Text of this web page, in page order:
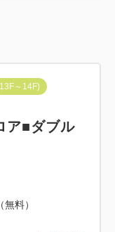
～14F)
ア■ダブル
料）